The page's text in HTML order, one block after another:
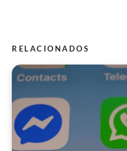
RELACIONADOS